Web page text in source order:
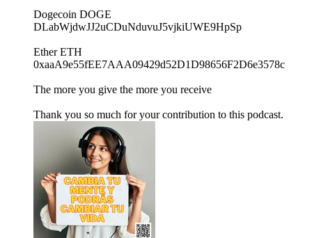
Dogecoin DOGE
DLabWjdwJJ2uCDuNduvuJ5vjkiUWE9HpSp
Ether ETH
0xaaA9e55fEE7AAA09429d52D1D98656F2D6e3578c
The more you give the more you receive
Thank you so much for your contribution to this podcast.